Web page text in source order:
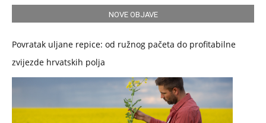
NOVE OBJAVE
Povratak uljane repice: od ružnog pačeta do profitabilne
zvijezde hrvatskih polja